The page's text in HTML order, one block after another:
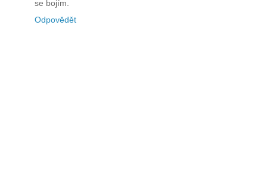
se bojím.
Odpovědět